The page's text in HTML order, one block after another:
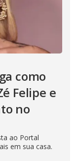
como
Felipe e
no
ao Portal
em sua casa.